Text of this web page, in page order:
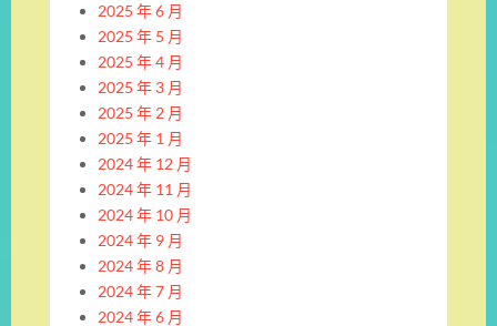
2025 年 6 月
2025 年 5 月
2025 年 4 月
2025 年 3 月
2025 年 2 月
2025 年 1 月
2024 年 12 月
2024 年 11 月
2024 年 10 月
2024 年 9 月
2024 年 8 月
2024 年 7 月
2024 年 6 月